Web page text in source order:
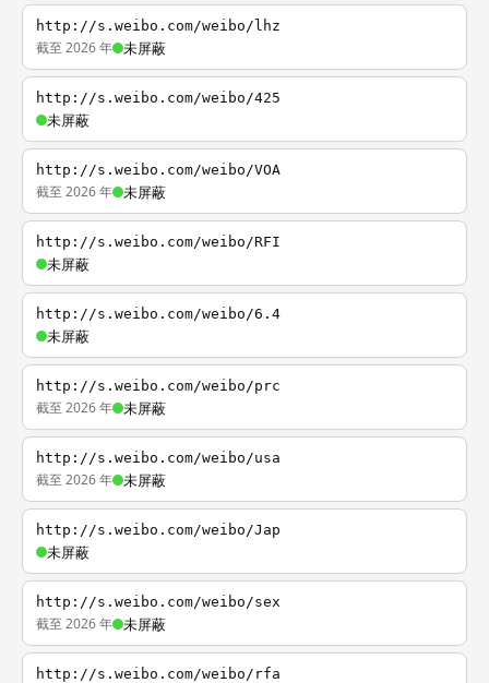
http://s.weibo.com/weibo/lhz
截至 2026 年 未屏蔽
http://s.weibo.com/weibo/425
未屏蔽
http://s.weibo.com/weibo/VOA
截至 2026 年 未屏蔽
http://s.weibo.com/weibo/RFI
未屏蔽
http://s.weibo.com/weibo/6.4
未屏蔽
http://s.weibo.com/weibo/prc
截至 2026 年 未屏蔽
http://s.weibo.com/weibo/usa
截至 2026 年 未屏蔽
http://s.weibo.com/weibo/Jap
未屏蔽
http://s.weibo.com/weibo/sex
截至 2026 年 未屏蔽
http://s.weibo.com/weibo/rfa